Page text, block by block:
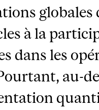
globales
à la
dans les
au-